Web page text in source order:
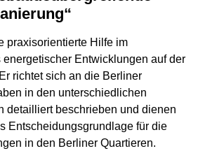
praxisorientierte Hilfe im
Entwicklungen auf der
richtet sich an die Berliner
in den unterschiedlichen
detailliert beschrieben und dienen
Entscheidungsgrundlage für die
in den Berliner Quartieren.